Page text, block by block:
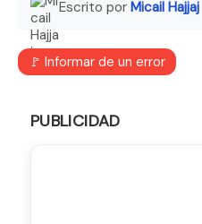
Escrito por Micail Hajjaj
🚩 Informar de un error
PUBLICIDAD